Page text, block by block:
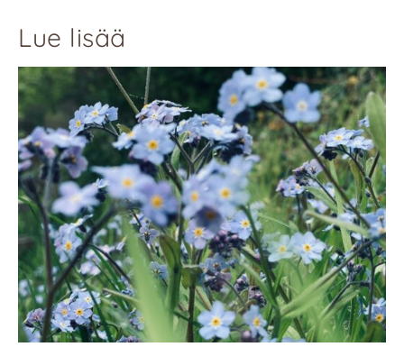
Lue lisää